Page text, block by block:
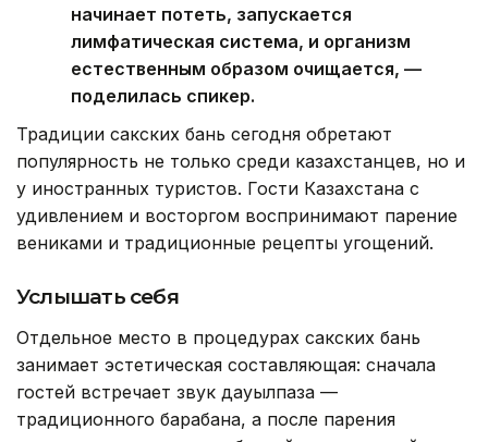
начинает потеть, запускается
лимфатическая система, и организм
естественным образом очищается, —
поделилась спикер.
Традиции сакских бань сегодня обретают
популярность не только среди казахстанцев, но и
у иностранных туристов. Гости Казахстана с
удивлением и восторгом воспринимают парение
вениками и традиционные рецепты угощений.
Услышать себя
Отдельное место в процедурах сакских бань
занимает эстетическая составляющая: сначала
гостей встречает звук дауылпаза —
традиционного барабана, а после парения